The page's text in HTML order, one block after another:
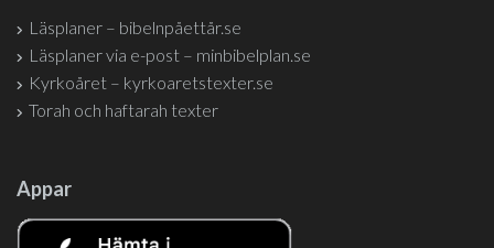
Läsplaner – bibelnpåettår.se
Läsplaner via e-post – minbibelplan.se
Kyrkoåret – kyrkoaretstexter.se
Torah och haftarah texter
Appar